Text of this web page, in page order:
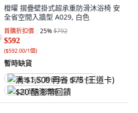
橙曜 摺疊壁掛式超承重防滑沐浴椅 安
全省空間入牆型 A029, 白色
首購折扣價 25%$792
$592
($592.00/1個)
暫時缺貨
满 $1,500 再省 $75 (王道卡)
$20 酷澎幣回饋